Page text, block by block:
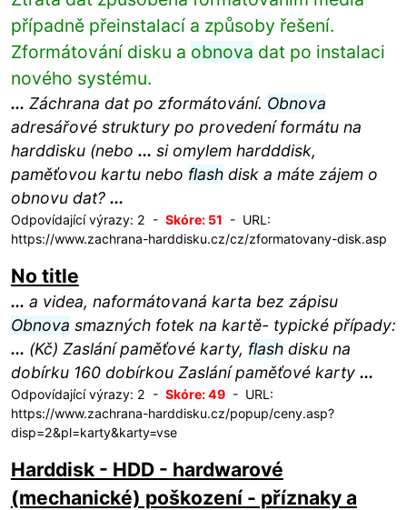
případně přeinstalací a způsoby řešení.
Zformátování disku a obnova dat po instalaci
nového systému.
... Záchrana dat po zformátování. Obnova
adresářové struktury po provedení formátu na
harddisku (nebo ... si omylem hardddisk,
paměťovou kartu nebo flashdisk a máte zájem o
obnovu dat? ...
Odpovídající výrazy: 2 - Skóre: 51 - URL:
https://www.zachrana-harddisku.cz/cz/zformatovany-disk.asp
No title
... a videa, naformátovaná karta bez zápisu
Obnova smazných fotek na kartě- typické případy:
... (Kč) Zaslání paměťové karty, flashdisku na
dobírku 160 dobírkou Zaslání paměťové karty ...
Odpovídající výrazy: 2 - Skóre: 49- URL:
https://www.zachrana-harddisku.cz/popup/ceny.asp?
disp=2&pl=karty&karty=vse
Harddisk - HDD - hardwarové
(mechanické) poškození - příznaky a